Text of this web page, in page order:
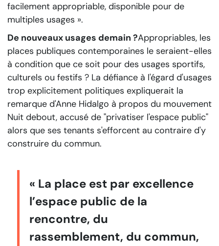
facilement appropriable, disponible pour de
multiples usages ».
De nouveaux usages demain ?Appropriables, les
places publiques contemporaines le seraient-elles
à condition que ce soit pour des usages sportifs,
culturels ou festifs ? La défiance à l'égard d'usages
trop explicitement politiques expliquerait la
remarque d'Anne Hidalgo à propos du mouvement
Nuit debout, accusé de "privatiser l'espace public"
alors que ses tenants s'efforcent au contraire d'y
construire du commun.
« La place est par excellence
l’espace public de la
rencontre, du
rassemblement, du commun,